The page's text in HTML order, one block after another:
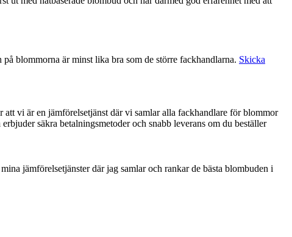
blommorna är minst lika bra som de större fackhandlarna. Skicka
vi är en jämförelsetjänst där vi samlar alla fackhandlare för blommor